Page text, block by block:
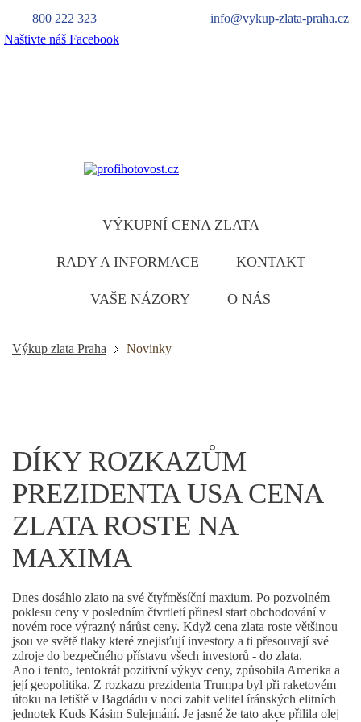
800 222 323
info@vykup-zlata-praha.cz
Naštivte náš Facebook
VÝKUPNÍ CENA ZLATA
RADY A INFORMACE KONTAKT
VAŠE NÁZORY O NÁS
Výkup zlata Praha Novinky
DÍKY ROZKAZŮM
PREZIDENTA USA CENA
ZLATA ROSTE NA
MAXIMA
Dnes dosáhlo zlato na své čtyřměsíční maxium. Po pozvolném
poklesu ceny v posledním čtvrtletí přinesl start obchodování v
novém roce výrazný nárůst ceny. Když cena zlata roste většinou
jsou ve světě tlaky které znejisťují investory a ti přesouvají své
zdroje do bezpečného přístavu všech investorů - do zlata.
Ano i tento, tentokrát pozitivní výkyv ceny, způsobila Amerika a
její geopolitika. Z rozkazu prezidenta Trumpa byl při raketovém
útoku na letiště v Bagdádu v noci zabit velitel íránských elitních
jednotek Kuds Kásim Sulejmání. Je jasné že tato akce přilila olej